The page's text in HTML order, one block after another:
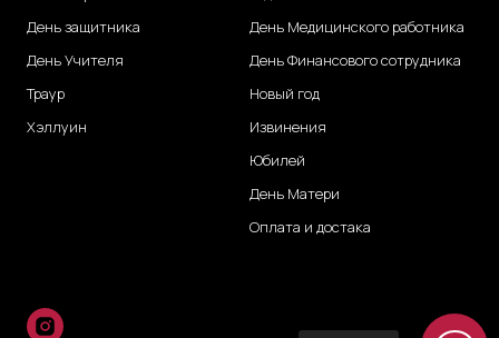
День защитника
День Учителя
Траур
Хэллуин
День Медицинского работника
День Финансового сотрудника
Новый год
Извинения
Юбилей
День Матери
Оплата и достака